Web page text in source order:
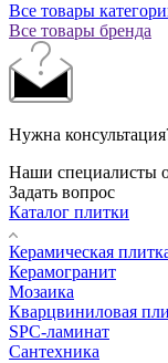
Все товары
Все товары бренда
Нужна
Наши специалисты
Задать вопрос
Каталог плитки
Керамическая
Керамогранит
Мозаика
Кварцвиниловая
SPC-ламинат
Сантехника